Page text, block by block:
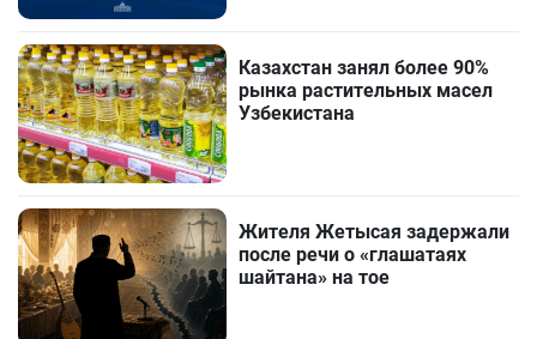
Казахстан занял более 90%
рынка растительных масел
Узбекистана
Жителя Жетысая задержали
после речи о «глашатаях
шайтана» на тое